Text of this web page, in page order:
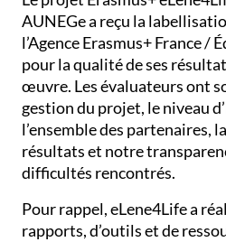
AUNEGe a reçu la
l’Agence Erasmus+ France /
pour la qualité de ses
œuvre. Les évaluateurs ont
gestion du projet, le niveau
l’ensemble des partenaires,
résultats et notre
difficultés rencontrés.
Pour rappel, eLene4Life a
rapports, d’outils et de